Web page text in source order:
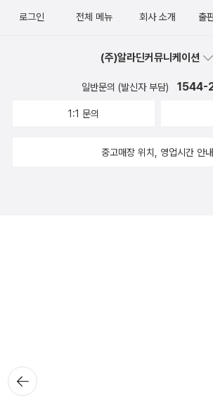
뒤로가
기
로그인 전체 메뉴 회사 소개 출
(주)알라딘커뮤니케이션
일반문의 (발신자 부담) 1544-
1:1 문의
중고매장 위치, 영업시간 안내